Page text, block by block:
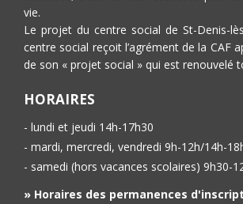
vie.
Le projet du centre social de St-Denis-
centre social reçoit l’agrément de la CAF
de son « projet social » qui est renouvelé
HORAIRES
- lundi et jeudi 14h-17h30
- mardi, mercredi, vendredi 9h-12h/14h-
- samedi (hors vacances scolaires) 9h30-
» Horaires des permanences